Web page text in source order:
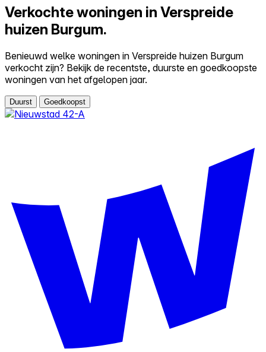
Verkochte woningen in Verspreide
huizen Burgum.
Benieuwd welke woningen in Verspreide huizen Burgum
verkocht zijn? Bekijk de recentste, duurste en goedkoopste
woningen van het afgelopen jaar.
Duurst Goedkoopst